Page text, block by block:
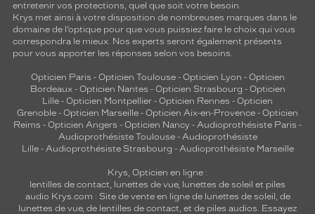
entretenir vos protections, quel que soit votre besoin.
Krys met ainsi à votre disposition de nombreuses marques dans le
domaine de l’optique pour que vous puissiez faire le choix qui vous
correspondra le mieux. Nos experts seront également présents
pour vous apporter les réponses selon vos besoins.
Opticien Paris - Opticien Toulouse- Opticien Lyon - Opticien
Bordeaux- Opticien Nantes - Opticien Strasbourg - Opticien
Lille - Opticien Montpellier - Opticien Rennes - Opticien
Grenoble - Opticien Marseille - Opticien Aix-en-Provence - Opticien
Reims - Opticien Angers - Opticien Nancy - Audioprothésiste Paris -
Audioprothésiste Toulouse- Audioprothésiste
Lille- Audioprothésiste Strasbourg - Audioprothésiste Marseille
Krys, Opticien en ligne :
lentilles de contact, lunettes de vue, lunettes de soleil et piles
audio Krys.com : Site de vente en ligne de lunettes de soleil, de
lunettes de vue, de lentilles de contact, et de piles audios. Essayez